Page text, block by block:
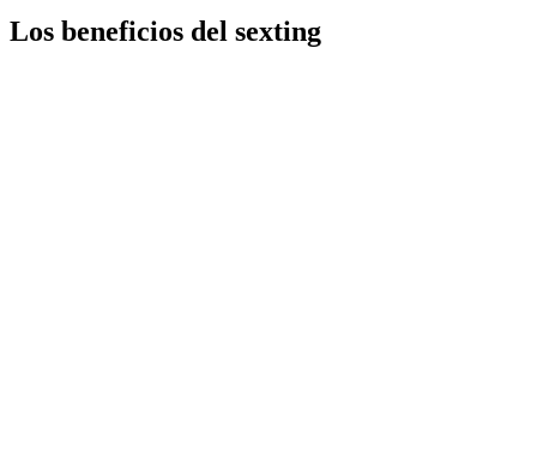
Los beneficios del sexting